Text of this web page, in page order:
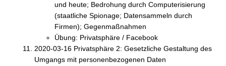
und heute; Bedrohung durch Computerisierung
(staatliche Spionage; Datensammeln durch
Firmen); Gegenmaßnahmen
Übung: Privatsphäre / Facebook
2020-03-16 Privatsphäre 2: Gesetzliche Gestaltung des
Umgangs mit personenbezogenen Daten